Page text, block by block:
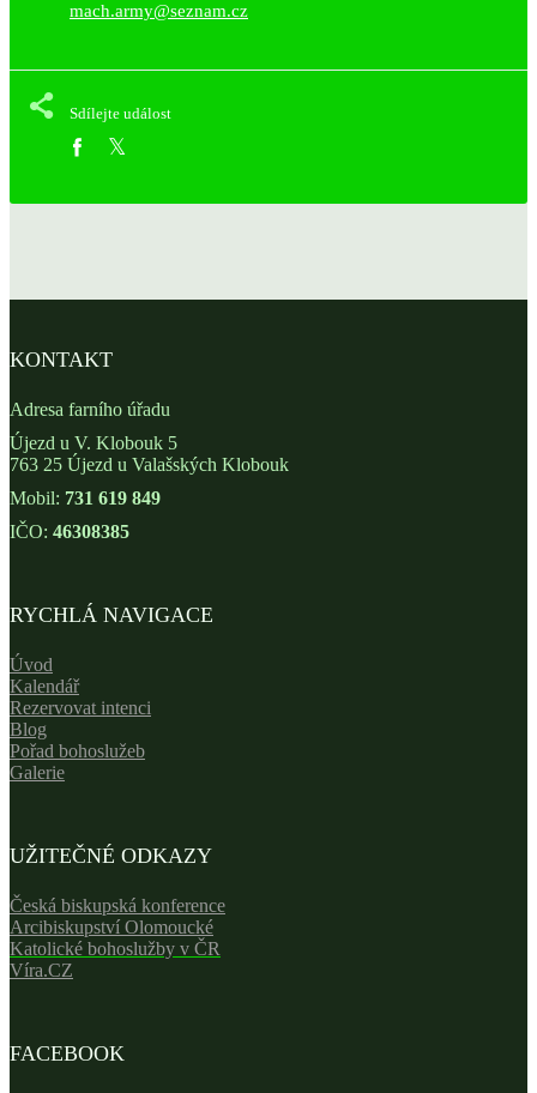
mach.army@seznam.cz
Sdílejte událost
KONTAKT
Adresa farního úřadu
Újezd u V. Klobouk 5
763 25 Újezd u Valašských Klobouk
Mobil: 731 619 849
IČO: 46308385
RYCHLÁ NAVIGACE
Úvod
Kalendář
Rezervovat intenci
Blog
Pořad bohoslužeb
Galerie
UŽITEČNÉ ODKAZY
Česká biskupská konference
Arcibiskupství Olomoucké
Katolické bohoslužby v ČR
Víra.CZ
FACEBOOK